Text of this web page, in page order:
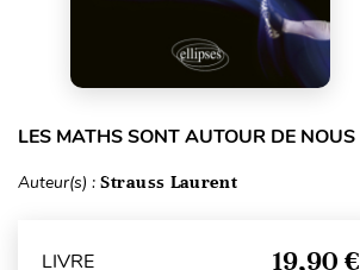
LES MATHS SONT AUTOUR DE NOUS
Auteur(s) : Strauss Laurent
LIVRE 19,90 €